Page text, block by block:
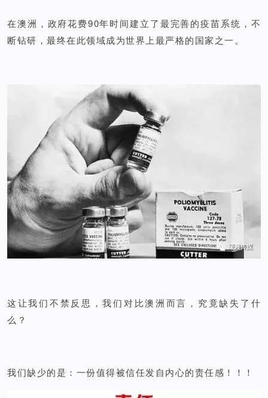
在澳洲，政府花费90年时间建立了最完善的疫苗系统，不
断钻研，最终在此领域成为世界上最严格的国家之一。
这让我们不禁反思，我们对比澳洲而言，究竟缺失了什
么？
我们缺少的是：一份值得被信任发自内心的责任感！！！